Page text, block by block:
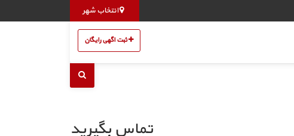
انتخاب شهر
ثبت اگهی رایگان
تماس بگیرید